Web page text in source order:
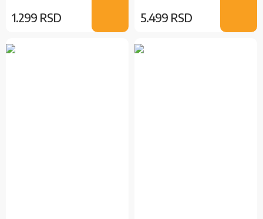
1.299 RSD 5.499 RSD